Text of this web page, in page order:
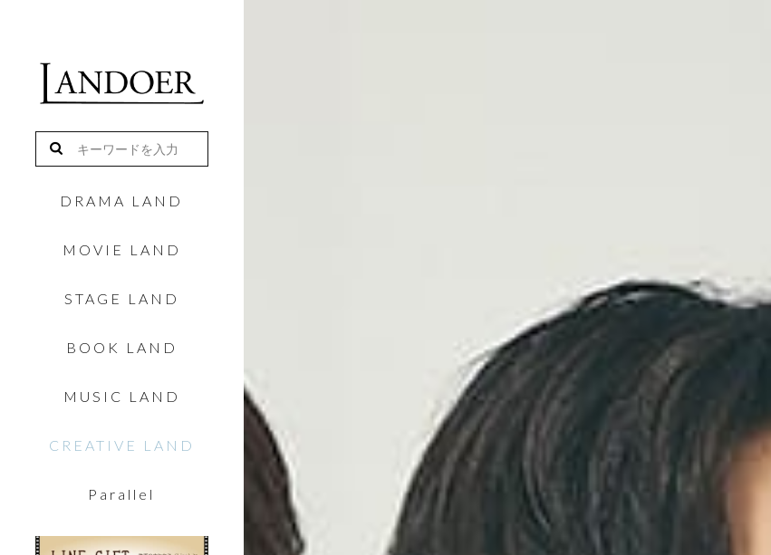
DRAMA LAND
MOVIE LAND
STAGE LAND
BOOK LAND
MUSIC LAND
CREATIVE LAND
Parallel